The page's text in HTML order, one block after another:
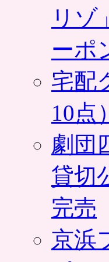
リゾ
ーポ
宅配
10点
劇団
貸切
完売
京浜